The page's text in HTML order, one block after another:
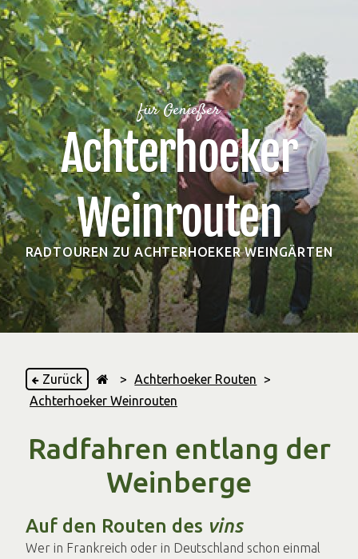
für Genießer
Achterhoeker
Weinrouten
RADTOUREN ZU ACHTERHOEKER WEINGÄRTEN
Zurück > Achterhoeker Routen >
Achterhoeker Weinrouten
Radfahren entlang der
Weinberge
Auf den Routen des vins
Wer in Frankreich oder in Deutschland schon einmal